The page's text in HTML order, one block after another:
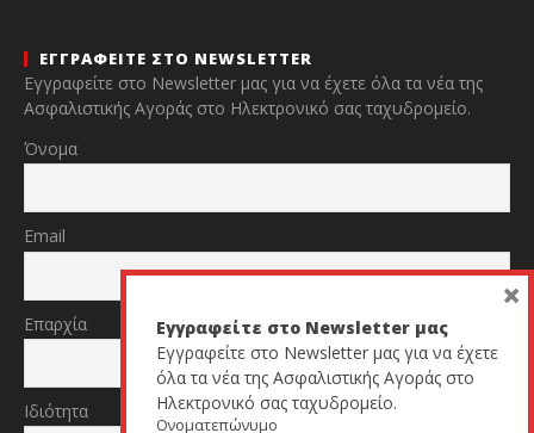
ΕΓΓΡΑΦΕΙΤΕ ΣΤΟ NEWSLETTER
Εγγραφείτε στο Newsletter μας για να έχετε όλα τα νέα της
Ασφαλιστικής Αγοράς στο Ηλεκτρονικό σας ταχυδρομείο.
Όνομα
Email
Επαρχία
Ιδιότητα
Εγγραφείτε στο Newsletter μας
Εγγραφείτε στο Newsletter μας για να έχετε
όλα τα νέα της Ασφαλιστικής Αγοράς στο
Ηλεκτρονικό σας ταχυδρομείο.
Ονοματεπώνυμο
×